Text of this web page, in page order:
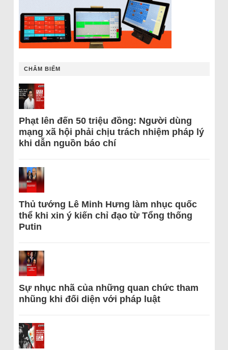
CHÂM BIẾM
Phạt lên đến 50 triệu đồng: Người dùng
mạng xã hội phải chịu trách nhiệm pháp lý
khi dẫn nguồn báo chí
Thủ tướng Lê Minh Hưng làm nhục quốc
thể khi xin ý kiến chỉ đạo từ Tổng thống
Putin
Sự nhục nhã của những quan chức tham
nhũng khi đối diện với pháp luật